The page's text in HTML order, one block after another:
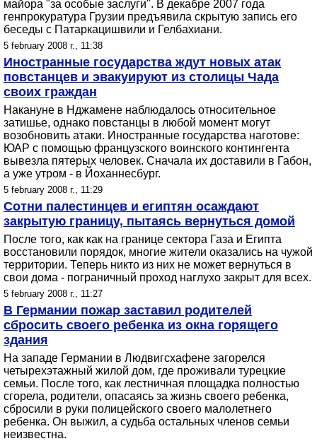
майора "за особые заслуги". В декабре 2007 года
генпрокуратура Грузии предъявила скрытую запись его
беседы с Патаркацишвили и Гелбахиани.
5 february 2008 г., 11:38
Иностранные государства ждут новых атак
повстанцев и эвакуируют из столицы Чада
своих граждан
Накануне в Нджамене наблюдалось относительное
затишье, однако повстанцы в любой момент могут
возобновить атаки. Иностранные государства наготове:
ЮАР с помощью французского воинского контингента
вывезла пятерых человек. Сначала их доставили в Габон,
а уже утром - в Йоханнесбург.
5 february 2008 г., 11:29
Сотни палестинцев и египтян осаждают
закрытую границу, пытаясь вернуться домой
После того, как как на границе сектора Газа и Египта
восстановили порядок, многие жители оказались на чужой
территории. Теперь никто из них не может вернуться в
свои дома - пограничный проход наглухо закрыт для всех.
5 february 2008 г., 11:27
В Германии пожар заставил родителей
сбросить своего ребенка из окна горящего
здания
На западе Германии в Людвигсхафене загорелся
четырехэтажный жилой дом, где проживали турецкие
семьи. После того, как лестничная площадка полностью
сгорела, родители, опасаясь за жизнь своего ребенка,
сбросили в руки полицейского своего малолетнего
ребенка. Он выжил, а судьба остальных членов семьи
неизвестна.